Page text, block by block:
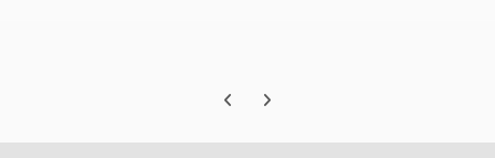
Previous carousel slide
Next carousel slide